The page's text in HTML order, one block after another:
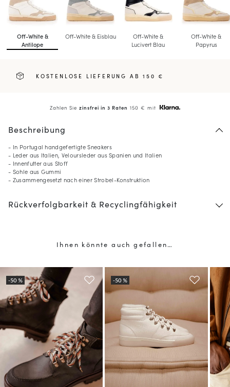
Off-White &
Antilope
Off-White & Eisblau
Off-White &
Lucivert Blau
Off-White &
Papyrus
KOSTENLOSE LIEFERUNG AB 150 €
Zahlen Siezinsfrei in 3 Raten 150 € mit
Beschreibung
- In Portugal handgefertigte Sneakers
- Leder aus Italien, Veloursleder aus Spanien und Italien
- Innenfutter aus Stoff
- Sohle aus Gummi
- Zusammengesetzt nach einer Strobel-Konstruktion
Rückverfolgbarkeit & Recyclingfähigkeit
Ihnen könnte auch gefallen…